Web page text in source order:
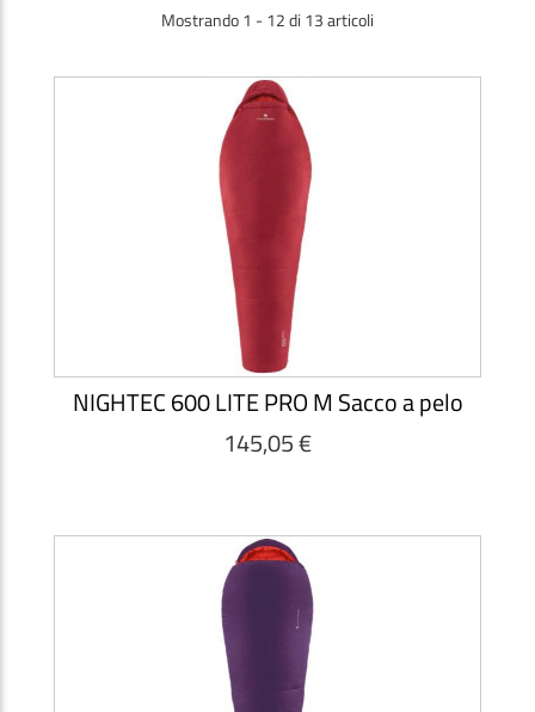
Mostrando 1 - 12 di 13 articoli
NIGHTEC 600 LITE PRO M Sacco a pelo
145,05 €